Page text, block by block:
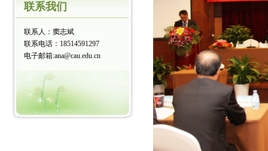
联系我们
联系人：窦志斌
联系电话：18514591297
电子邮箱:ana@cau.edu.cn